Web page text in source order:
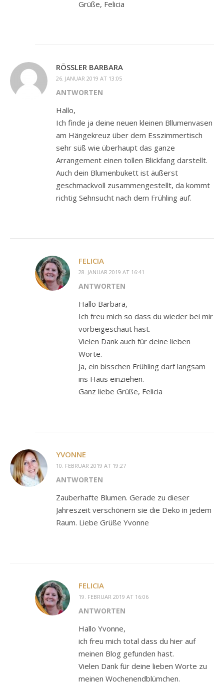
Grüße, Felicia
RÖSSLER BARBARA
26. JANUAR 2019 AT 13:05
ANTWORTEN
Hallo,
Ich finde ja deine neuen kleinen Bllumenvasen
am Hängekreuz über dem Esszimmertisch
sehr süß wie überhaupt das ganze
Arrangement einen tollen Blickfang darstellt.
Auch dein Blumenbukett ist äußerst
geschmackvoll zusammengestellt, da kommt
richtig Sehnsucht nach dem Frühling auf.
FELICIA
28. JANUAR 2019 AT 16:41
ANTWORTEN
Hallo Barbara,
Ich freu mich so dass du wieder bei mir
vorbeigeschaut hast.
Vielen Dank auch für deine lieben
Worte.
Ja, ein bisschen Frühling darf langsam
ins Haus einziehen.
Ganz liebe Grüße, Felicia
YVONNE
10. FEBRUAR 2019 AT 19:27
ANTWORTEN
Zauberhafte Blumen. Gerade zu dieser
Jahreszeit verschönern sie die Deko in jedem
Raum. Liebe Grüße Yvonne
FELICIA
19. FEBRUAR 2019 AT 16:06
ANTWORTEN
Hallo Yvonne,
ich freu mich total dass du hier auf
meinen Blog gefunden hast.
Vielen Dank für deine lieben Worte zu
meinen Wochenendblümchen.